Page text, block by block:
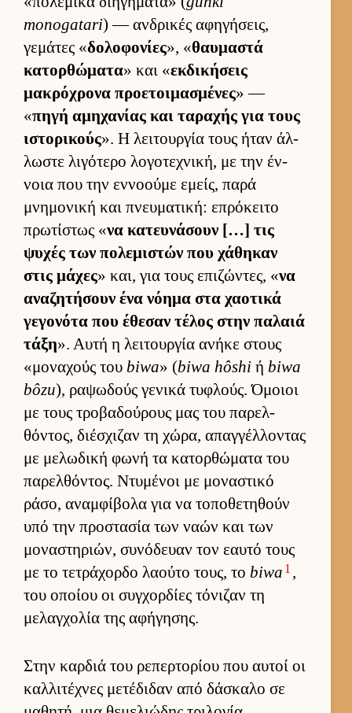
monogatari) — αν­δρικές αφηγήσεις,
γεμάτες «δολοφονίες», «θαυ­μαστά
κατορ­θώματα» και «εκ­δικήσεις
μακρόχρονα προε­τοι­μασμένες» —
«πηγή αμηχανίας και ταραχής για τους
ιστορικούς». Η λει­τουρ­γία τους ήταν άλ­
λωστε λιγότερο λογοτεχνική, με την έν­
νοια που την εν­νοούμε εμείς, παρά
μνημονική και πνευ­ματική: επρόκειτο
πρωτίστως «να κατευ­νάσουν […] τις
ψυχές των πολεμιστών που χάθηκαν
στις μάχες» και, για τους επιζώντες, «να
αναζητήσουν ένα νόημα στα χαοτικά
γεγονότα που έθεσαν τέλος στην παλαιά
τάξη». Αυτή η λει­τουρ­γία ανήκε στους
«μοναχούς του biwa» (biwa hôshi ή biwa
bôzu), ραψωδούς γενικά τυφλούς. Όμοιοι
με τους τροβαδού­ρους μας του παρελ­
θόντος, διέσχιζαν τη χώρα, απαγ­γέλ­λοντας
με μελωδική φωνή τα κατορ­θώματα του
παρελ­θόντος. Ντυμένοι με μοναστικό
ράσο, αναμ­φίβολα για να τοποθετηθούν
υπό την προστασία των ναών και των
μοναστηριών, συνόδευαν τον εαυτό τους
με το τετράχορδο λαούτο τους, το biwa 1 ,
του οποίου οι συγ­χορ­δίες τόνιζαν τη
μελαγ­χολία της αφήγησης.
Στην καρ­διά του ρεπερ­τορίου που αυ­τοί οι
καλ­λιτέχνες μετέδιδαν από δάσκαλο σε